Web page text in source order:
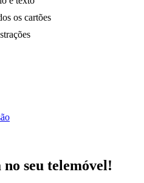
os cartões
seu telemóvel!